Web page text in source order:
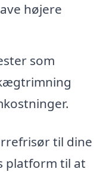
højere
som
til dine
platform til at